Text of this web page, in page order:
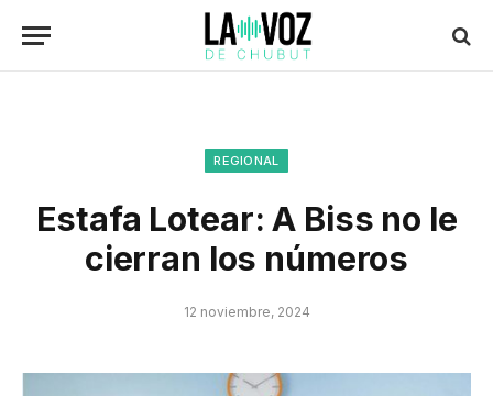
REGIONAL
Estafa Lotear: A Biss no le
cierran los números
12 noviembre, 2024